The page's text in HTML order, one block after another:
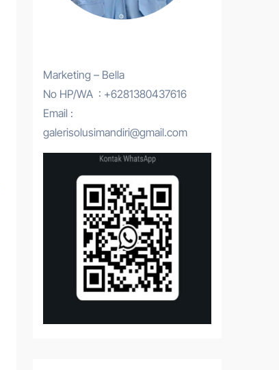
Marketing – Bella
No HP/WA : +6281380437616
Email :
galerisolusimandiri@gmail.com